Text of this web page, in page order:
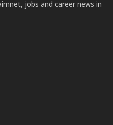
jobs and career news in